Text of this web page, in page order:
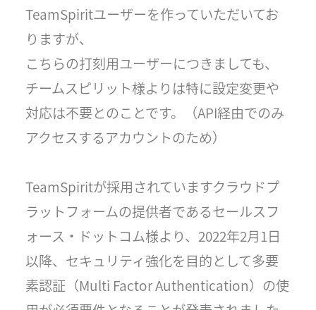
TeamSpiritユーザーを作っていただいてお
りますが、
こちらの打刻用ユーザーにつきましても、
チームスピリット様よりは特に設定変更や
対応は不要とのことです。（API経由でのみ
アクセスするアカウントのため）
TeamSpiritが採用されていますクラウドプ
ラットフォームの提供者であるセールスフ
ォース・ドットコム様より、2022年2月1日
以降、セキュリティ強化を目的として多要
素認証（Multi Factor Authentication）の使